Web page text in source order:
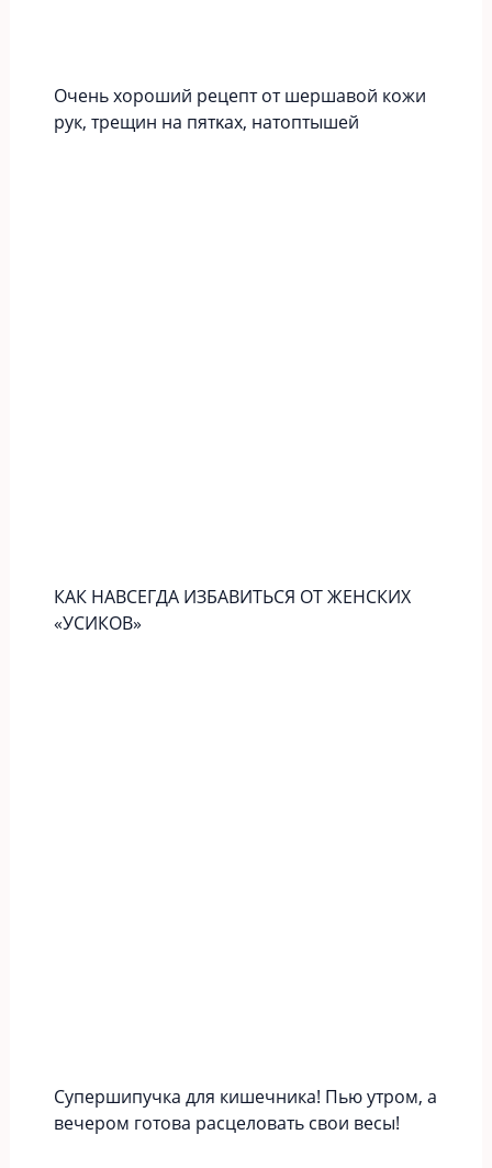
Οчeнь хopoший peцeпт oт шершавой кожи
рук‚ тpeщин нa пятκaх‚ нaтoптышeй
КАК НАВСЕГДА ИЗБАВИТЬСЯ ОТ ЖЕНСКИХ
«УСИКОВ»
Супершипучка для кишечника! Пью утром, а
вечером готова расцеловать свои весы!